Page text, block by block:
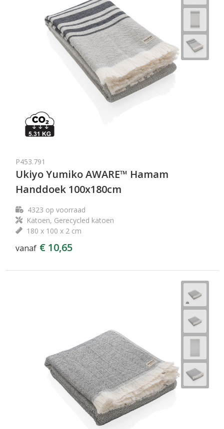
P453.791
Ukiyo Yumiko AWARE™ Hamam
Handdoek 100x180cm
4323 op voorraad
Katoen, Gerecycled katoen
180 x 100 x 2 cm
vanaf € 10,65